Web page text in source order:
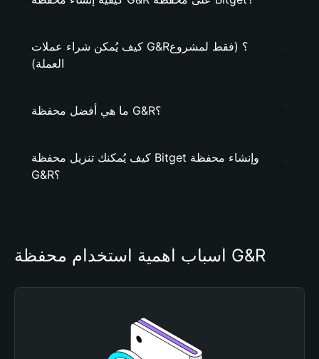
كيف يُمكن شراء عملات G&R؟ (فقط لمشروع
العملة)
ما هي أفضل محفظة G&R؟
كيف يُمكنك تنزيل محفظة Bitget وإنشاء محفظة
G&R؟
أسباب أهمية استخدام محفظة G&R